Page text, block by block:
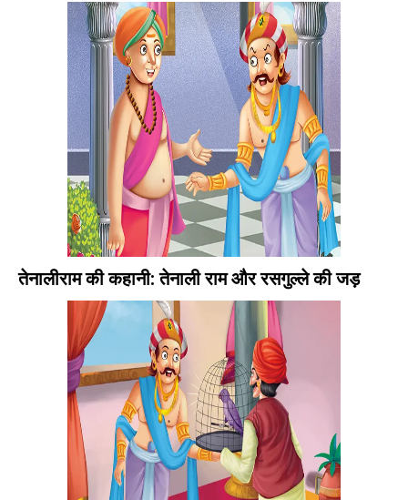
तेनालीराम की कहानी: तेनाली राम और रसगुल्ले की जड़